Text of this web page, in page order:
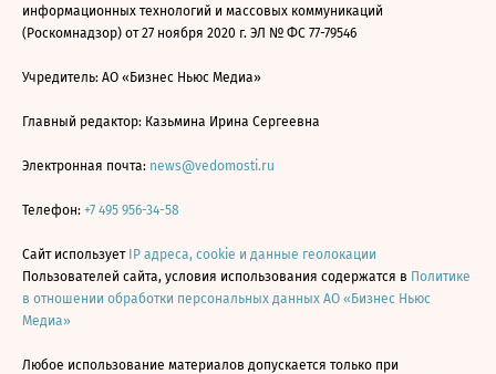
информационных технологий и массовых коммуникаций
(Роскомнадзор) от 27 ноября 2020 г. ЭЛ № ФС 77-79546
Учредитель: АО «Бизнес Ньюс Медиа»
Главный редактор: Казьмина Ирина Сергеевна
Электронная почта: news@vedomosti.ru
Телефон: +7 495 956-34-58
Сайт использует IP адреса, cookie и данные геолокации
Пользователей сайта, условия использования содержатся в Политике
в отношении обработки персональных данных АО «Бизнес Ньюс
Медиа»
Любое использование материалов допускается только при